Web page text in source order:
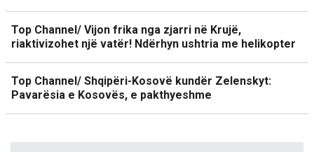
Top Channel/ Vijon frika nga zjarri në Krujë,
riaktivizohet një vatër! Ndërhyn ushtria me helikopter
Top Channel/ Shqipëri-Kosovë kundër Zelenskyt:
Pavarësia e Kosovës, e pakthyeshme